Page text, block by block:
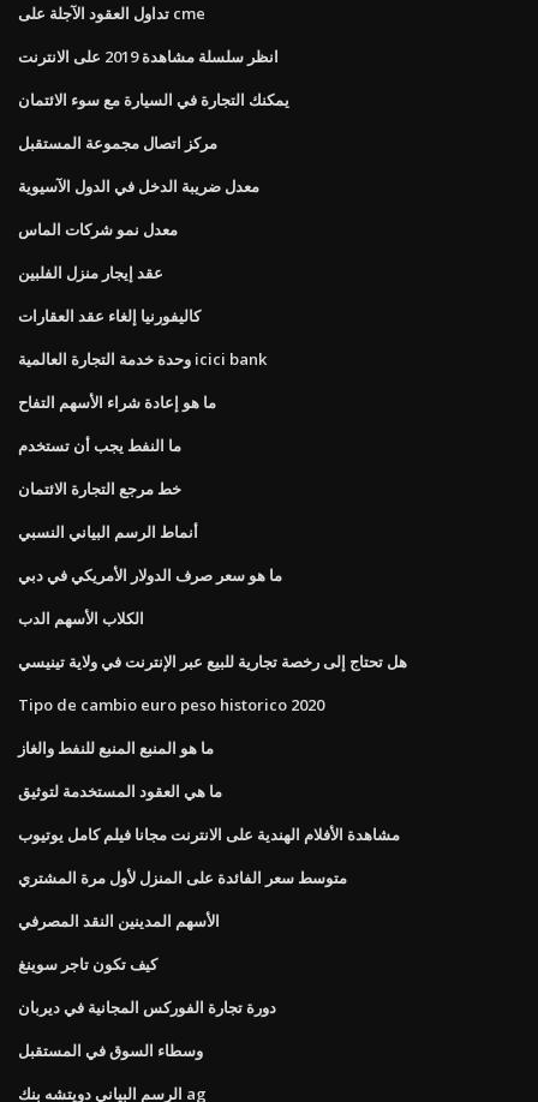
تداول العقود الآجلة على cme
انظر سلسلة مشاهدة 2019 على الانترنت
يمكنك التجارة في السيارة مع سوء الائتمان
مركز اتصال مجموعة المستقبل
معدل ضريبة الدخل في الدول الآسيوية
معدل نمو شركات الماس
عقد إيجار منزل الفلبين
كاليفورنيا إلغاء عقد العقارات
وحدة خدمة التجارة العالمية icici bank
ما هو إعادة شراء الأسهم التفاح
ما النفط يجب أن تستخدم
خط مرجع التجارة الائتمان
أنماط الرسم البياني النسبي
ما هو سعر صرف الدولار الأمريكي في دبي
الكلاب الأسهم الدب
هل تحتاج إلى رخصة تجارية للبيع عبر الإنترنت في ولاية تينيسي
Tipo de cambio euro peso historico 2020
ما هو المنبع المنبع للنفط والغاز
ما هي العقود المستخدمة لتوثيق
مشاهدة الأفلام الهندية على الانترنت مجانا فيلم كامل يوتيوب
متوسط ​​سعر الفائدة على المنزل لأول مرة المشتري
الأسهم المدينين النقد المصرفي
كيف تكون تاجر سوينغ
دورة تجارة الفوركس المجانية في ديربان
وسطاء السوق في المستقبل
الرسم البياني دويتشه بنك ag